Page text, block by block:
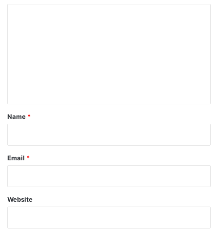
*
Name *
Email *
Website